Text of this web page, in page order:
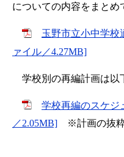
についての内容をまとめ
玉野市立小中学校
ァイル／4.27MB]
学校別の再編計画は以
学校再編のスケジ
／2.05MB] ※計画の抜